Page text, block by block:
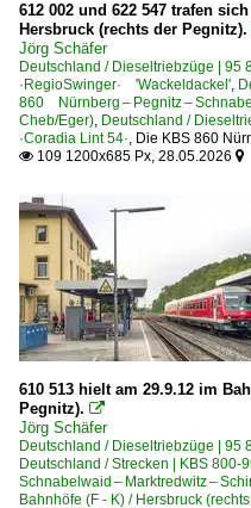
612 002 und 622 547 trafen
Hersbruck (rechts der Pegnitz).
Jörg Schäfer
Deutschland / Dieseltriebzüge |
·RegioSwinger· 'Wackeldackel',
860 Nürnberg – Pegnitz –
Cheb/Eger), Deutschland /
·Coradia Lint 54·, Die KBS 860
 109 1200x685 Px, 28.05.2026 
610 513 hielt am 29.9.12 im
Pegnitz). 
Jörg Schäfer
Deutschland / Dieseltriebzüge |
Deutschland / Strecken | KBS
Schnabelwaid – Marktredwitz –
Bahnhöfe (F - K) / Hersbruck